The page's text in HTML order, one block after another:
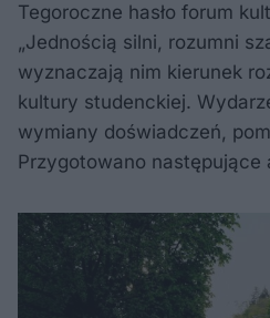
Tegoroczne hasło forum
„Jednością silni, rozumni
wyznaczają nim kierunek
kultury studenckiej.
wymiany doświadczeń,
Przygotowano następujące